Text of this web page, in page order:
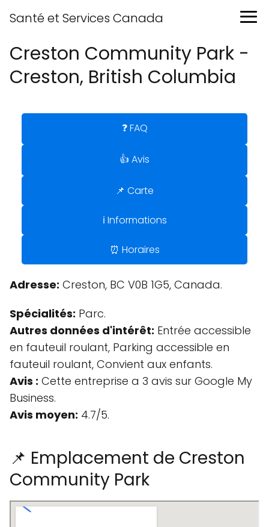
Santé et Services Canada
Creston Community Park -
Creston, British Columbia
❓ FAQ
👍 Avis
📌 Carte
ℹ️ Informations
⏰ Horaires
Adresse: Creston, BC V0B 1G5, Canada.
Spécialités: Parc.
Autres données d'intérêt: Entrée accessible
en fauteuil roulant, Parking accessible en
fauteuil roulant, Convient aux enfants.
Avis : Cette entreprise a 3 avis sur Google My
Business.
Avis moyen: 4.7/5.
📌 Emplacement de Creston
Community Park